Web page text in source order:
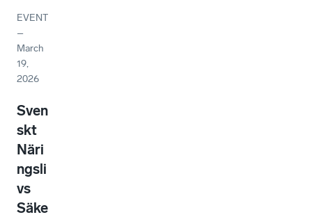
EVENT
–
March
19,
2026
Sven
skt
Näri
ngsli
vs
Säke